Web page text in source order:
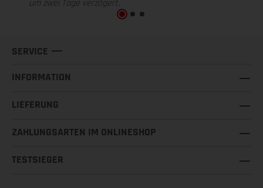
um zwei Tage verzögert.
SERVICE
INFORMATION
LIEFERUNG
ZAHLUNGSARTEN IM ONLINESHOP
TESTSIEGER